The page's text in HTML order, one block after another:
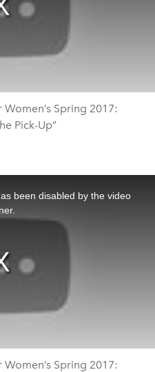
Spring 2017:
Pick-Up”
been disabled by the video
Spring 2017: